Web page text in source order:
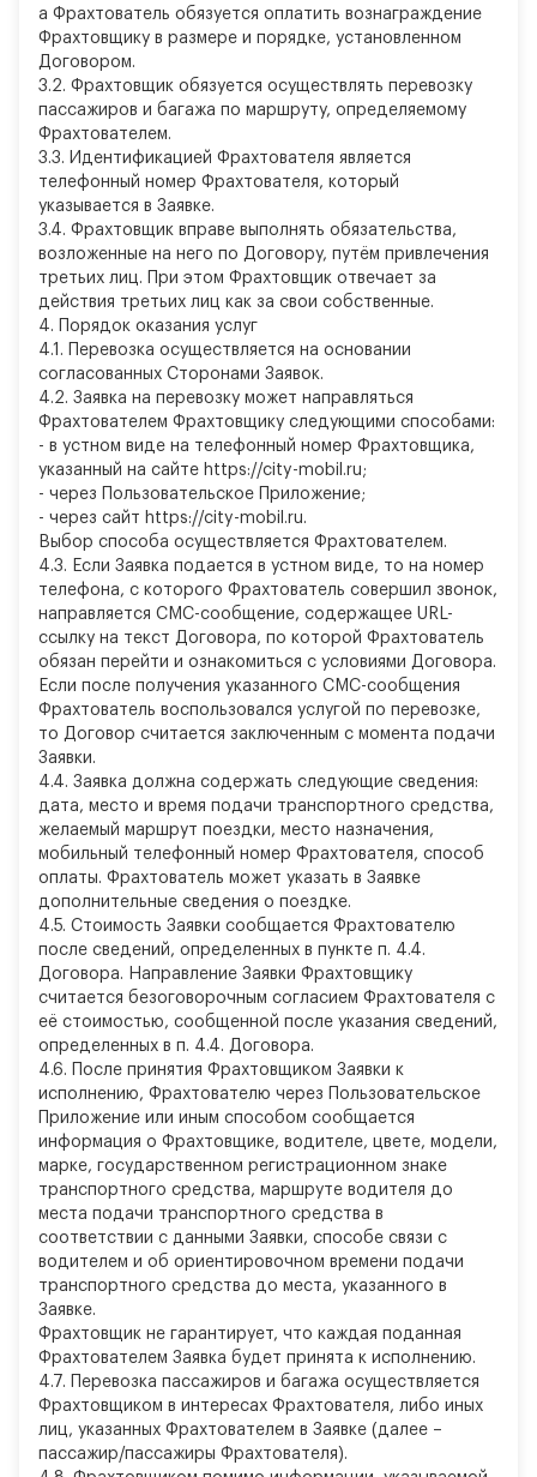
а Фрахтователь обязуется оплатить вознаграждение
Фрахтовщику в размере и порядке, установленном
Договором.
3.2. Фрахтовщик обязуется осуществлять перевозку
пассажиров и багажа по маршруту, определяемому
Фрахтователем.
3.3. Идентификацией Фрахтователя является
телефонный номер Фрахтователя, который
указывается в Заявке.
3.4. Фрахтовщик вправе выполнять обязательства,
возложенные на него по Договору, путём привлечения
третьих лиц. При этом Фрахтовщик отвечает за
действия третьих лиц как за свои собственные.
4. Порядок оказания услуг
4.1. Перевозка осуществляется на основании
согласованных Сторонами Заявок.
4.2. Заявка на перевозку может направляться
Фрахтователем Фрахтовщику следующими способами:
- в устном виде на телефонный номер Фрахтовщика,
указанный на сайте https://city-mobil.ru;
- через Пользовательское Приложение;
- через сайт https://city-mobil.ru.
Выбор способа осуществляется Фрахтователем.
4.3. Если Заявка подается в устном виде, то на номер
телефона, с которого Фрахтователь совершил звонок,
направляется СМС-сообщение, содержащее URL-
ссылку на текст Договора, по которой Фрахтователь
обязан перейти и ознакомиться с условиями Договора.
Если после получения указанного СМС-сообщения
Фрахтователь воспользовался услугой по перевозке,
то Договор считается заключенным с момента подачи
Заявки.
4.4. Заявка должна содержать следующие сведения:
дата, место и время подачи транспортного средства,
желаемый маршрут поездки, место назначения,
мобильный телефонный номер Фрахтователя, способ
оплаты. Фрахтователь может указать в Заявке
дополнительные сведения о поездке.
4.5. Стоимость Заявки сообщается Фрахтователю
после сведений, определенных в пункте п. 4.4.
Договора. Направление Заявки Фрахтовщику
считается безоговорочным согласием Фрахтователя с
её стоимостью, сообщенной после указания сведений,
определенных в п. 4.4. Договора.
4.6. После принятия Фрахтовщиком Заявки к
исполнению, Фрахтователю через Пользовательское
Приложение или иным способом сообщается
информация о Фрахтовщике, водителе, цвете, модели,
марке, государственном регистрационном знаке
транспортного средства, маршруте водителя до
места подачи транспортного средства в
соответствии с данными Заявки, способе связи с
водителем и об ориентировочном времени подачи
транспортного средства до места, указанного в
Заявке.
Фрахтовщик не гарантирует, что каждая поданная
Фрахтователем Заявка будет принята к исполнению.
4.7. Перевозка пассажиров и багажа осуществляется
Фрахтовщиком в интересах Фрахтователя, либо иных
лиц, указанных Фрахтователем в Заявке (далее –
пассажир/пассажиры Фрахтователя).